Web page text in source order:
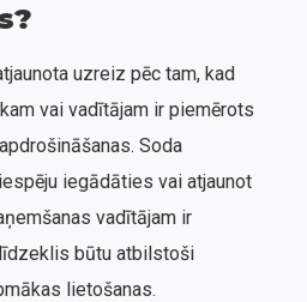
uzreiz pēc tam, kad
vai vadītājam ir piemērots
Soda
iegādāties vai atjaunot
vadītājam ir
būtu atbilstoši
lietošanas.